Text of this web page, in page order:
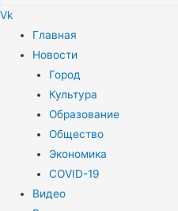
Vk
Меню
Главная
Новости
Город
Культура
Образование
Общество
Экономика
COVID-19
Видео